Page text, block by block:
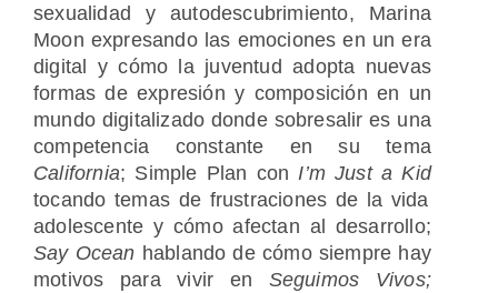
sexualidad y autodescubrimiento, Marina
Moon expresando las emociones en un era
digital y cómo la juventud adopta nuevas
formas de expresión y composición en un
mundo digitalizado donde sobresalir es una
competencia constante en su tema
California; Simple Plan conI’m Just a Kid
tocando temas de frustraciones de la vida
adolescente y cómo afectan al desarrollo;
Say Ocean hablando de cómo siempre hay
motivos para vivir en Seguimos Vivos;